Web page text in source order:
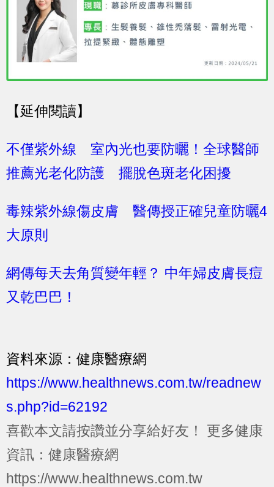
【延伸閱讀】
不僅紫外線 室內光也要防曬！全球醫師
推薦光老化防護 擺脫色斑老化困擾
毒辣紫外線傷皮膚 醫傳授正確兒童防曬4
大原則
網傳每天去角質變年輕？ 中年婦皮膚長痘
又乾巴巴！
資料來源：健康醫療網
https://www.healthnews.com.tw/readnew
s.php?id=62192
喜歡本文請按讚並分享給好友！
更多健康
資訊：健康醫療網
https://www.healthnews.com.tw